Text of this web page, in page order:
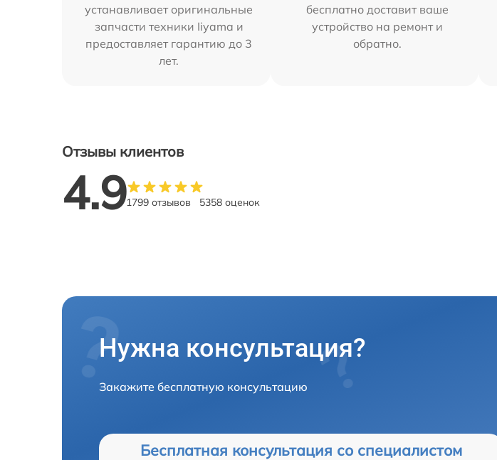
устанавливает оригинальные
запчасти техники Iiyama и
предоставляет гарантию до 3
лет.
бесплатно доставит ваше
устройство на ремонт и
обратно.
Отзывы клиентов
4.91799 отзывов 5358 оценок
Нужна консультация?
Закажите бесплатную консультацию
Бесплатная консультация со специалистом